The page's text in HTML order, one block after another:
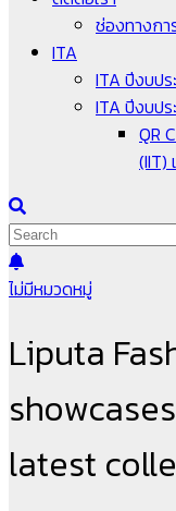
ช่องทางกา
ITA
ITA ปีงบป
ITA ปีงบป
QR
(IIT)
ไม่มีหมวดหมู่
Liputa
latest